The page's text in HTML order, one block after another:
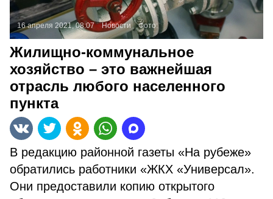
16 апреля 2021, 08:07 Новости Фото:
Жилищно-коммунальное
хозяйство – это важнейшая
отрасль любого населенного
пункта
В редакцию районной газеты «На рубеже»
обратились работники «ЖКХ «Универсал».
Они предоставили копию открытого